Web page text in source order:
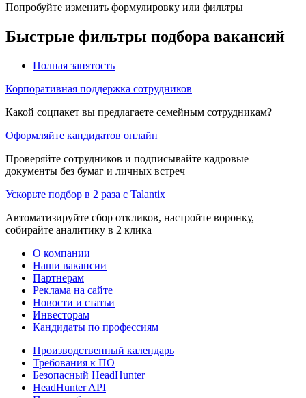
Попробуйте изменить формулировку или фильтры
Быстрые фильтры подбора вакансий
Полная занятость
Корпоративная поддержка сотрудников
Какой соцпакет вы предлагаете семейным сотрудникам?
Оформляйте кандидатов онлайн
Проверяйте сотрудников и подписывайте кадровые
документы без бумаг и личных встреч
Ускорьте подбор в 2 раза с Talantix
Автоматизируйте сбор откликов, настройте воронку,
собирайте аналитику в 2 клика
О компании
Наши вакансии
Партнерам
Реклама на сайте
Новости и статьи
Инвесторам
Кандидаты по профессиям
Производственный календарь
Требования к ПО
Безопасный HeadHunter
HeadHunter API